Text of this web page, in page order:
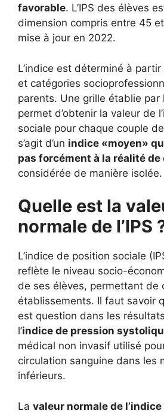
favorable. L’IPS des élèves
dimension compris entre 45
mise à jour en 2022.
L’indice est déterminé à
et catégories
parents. Une grille établie par
permet d’obtenir la valeur de
sociale pour chaque couple
s’agit d’un indice «moyen»
pas forcément à la réalité
considérée de manière isolée.
Quelle est la
normale de l’IPS
L’indice de position sociale
reflète le niveau socio-
de ses élèves, permettant de
établissements. Il faut savoir
est question dans les
l’indice de pression
médical non invasif utilisé
circulation sanguine dans les
inférieurs.
La valeur normale de